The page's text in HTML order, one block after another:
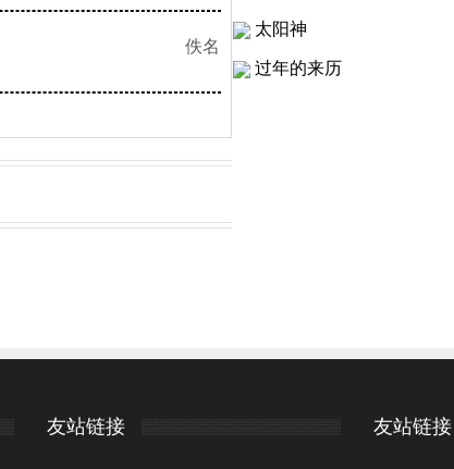
佚名
太阳神
过年的来历
友站链接 友站链接